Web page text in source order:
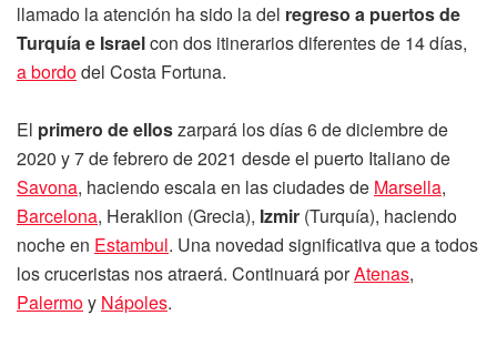
llamado la atención ha sido la del regreso a puertos de
Turquía e Israelcon dos itinerarios diferentes de 14 días,
a bordodel Costa Fortuna.
El primero de elloszarpará los días 6 de diciembre de
2020 y 7 de febrero de 2021 desde el puerto Italiano de
Savona, haciendo escala en las ciudades de Marsella,
Barcelona, Heraklion (Grecia), Izmir (Turquía), haciendo
noche en Estambul. Una novedad significativa que a todos
los cruceristas nos atraerá. Continuará porAtenas,
Palermoy Nápoles.